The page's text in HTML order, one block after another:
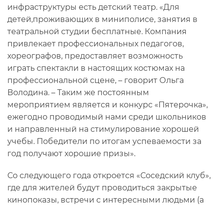
инфраструктуры есть детский театр. «Для
детей,проживающих в миниполисе, занятия в
театральной студии бесплатные. Компания
привлекает профессиональных педагогов,
хореографов, предоставляет возможность
играть спектакли в настоящих костюмах на
профессиональной сцене, – говорит Ольга
Володина. – Таким же постоянным
мероприятием является и конкурс «Пятерочка»,
ежегодно проводимый нами среди школьников
и направленный на стимулирование хорошей
учебы. Победители по итогам успеваемости за
год получают хорошие призы».
Со следующего года откроется «Соседский клуб»,
где для жителей будут проводиться закрытые
кинопоказы, встречи с интересными людьми (а